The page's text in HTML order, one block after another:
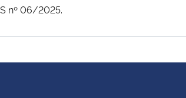
nº 06/2025.